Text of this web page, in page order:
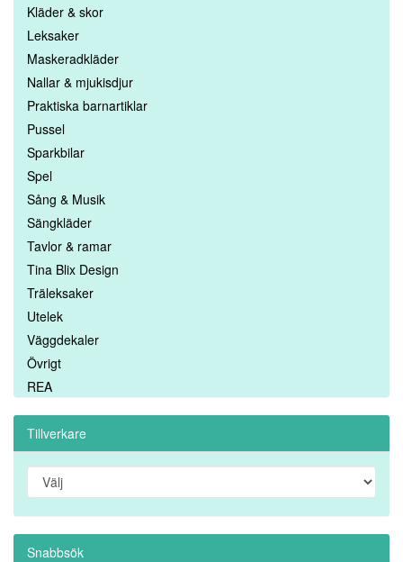
Kläder & skor
Leksaker
Maskeradkläder
Nallar & mjukisdjur
Praktiska barnartiklar
Pussel
Sparkbilar
Spel
Sång & Musik
Sängkläder
Tavlor & ramar
Tina Blix Design
Träleksaker
Utelek
Väggdekaler
Övrigt
REA
Tillverkare
Snabbsök